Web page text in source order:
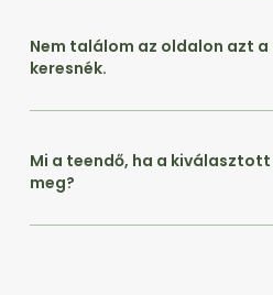
Nem találom az oldalon azt
keresnék.
Mi a teendő, ha a
meg?